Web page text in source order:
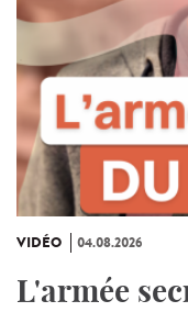
VIDÉO 04.08.2026
L'armée